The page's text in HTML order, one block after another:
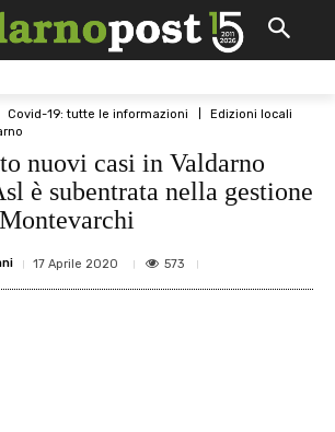
Covid-19: tutte le informazioni
Edizioni locali
nuovi casi in Valdarno
è subentrata nella gestione
17 Aprile 2020 573